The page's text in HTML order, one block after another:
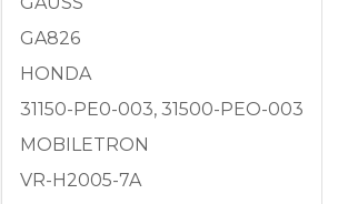
GA826
HONDA
31150-PE0-003, 31500-PEO-003
MOBILETRON
VR-H2005-7A